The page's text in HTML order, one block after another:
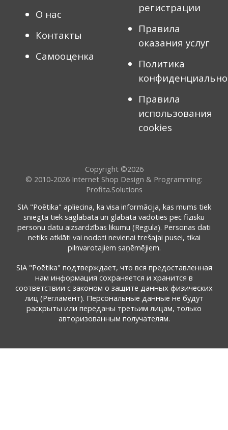
О нас
Контакты
Самооценка
регистрации
Правила
оказания услуг
Политика
Правила
использования
cookies
Copyright ©2026
© 2010-2026 Internet Shop Design & Programming:
Profita.Solutions
SIA "Poētika" apliecina, ka visa informācija, kas mums tiek
sniegta tiek saglabāta un glabāta vadoties pēc fizisku
personu datu aizsardzības likumu (Regula). Personas dati
netiks atklāti vai nodoti nevienai trešajai pusei, tikai
pilnvarotajiem saņēmējiem.
SIA "Poētika" подтверждает, что вся предоставленная
нам информация сохраняется и хранится в
соответствии с законом о защите данных физических
лиц (Регламент). Персональные данные не будут
раскрыты или переданы третьим лицам, только
авторизованным получателям.